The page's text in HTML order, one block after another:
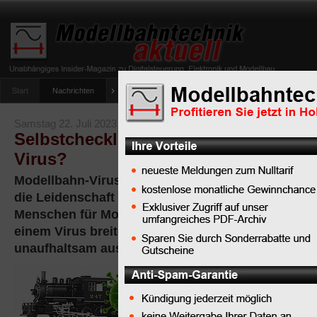
Start Nachrichten Tipps Newsletter Archiv Magazin
umfrage-viessmann-multiprotokoll-lichtdecoder
Samstag 22. Juli 2023
Selbstcheckliste: Leiden Sie am
Virus?
Modellbahn-Virus ist eine umgangssprachliche
die Leidenschaft und das enthusiastische
Menschen für Modelleisenbahnen entwickeln.
einem Virus breitet sich diese Begeisterung oft
unaufhaltsam aus.
Modellbahn-
Virus
ist ein
metaphorischer